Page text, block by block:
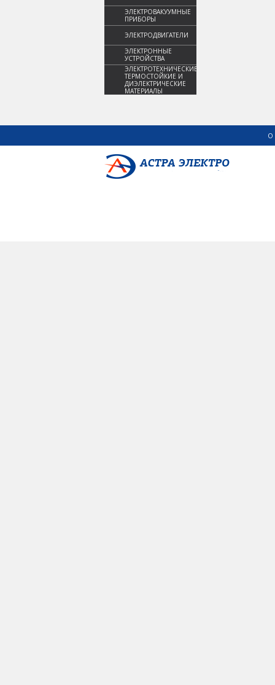
ЭЛЕКТРОВАКУУМНЫЕ
ПРИБОРЫ
ЭЛЕКТРОДВИГАТЕЛИ
ЭЛЕКТРОННЫЕ
УСТРОЙСТВА
ЭЛЕКТРОТЕХНИЧЕСКИЕ,
ТЕРМОСТОЙКИЕ И
ДИЭЛЕКТРИЧЕСКИЕ
МАТЕРИАЛЫ